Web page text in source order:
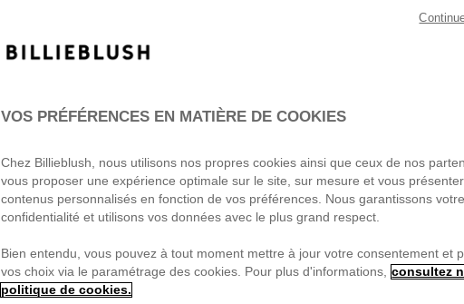
VOS PRÉFÉRENCES EN MATIÈRE DE COOKIES
Chez Billieblush, nous utilisons nos propres cookies ainsi que ceux de nos
vous proposer une expérience optimale sur le site, sur mesure et vous
contenus personnalisés en fonction de vos préférences. Nous garantissons votre
confidentialité et utilisons vos données avec le plus grand respect.
Bien entendu, vous pouvez à tout moment mettre à jour votre consentement et
vos choix via le paramétrage des cookies. Pour plus d'informations,
consultez
politique de cookies.